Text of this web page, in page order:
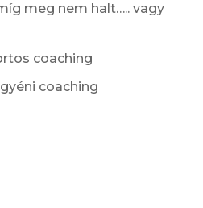
meg nem halt….. vagy
coaching
coaching